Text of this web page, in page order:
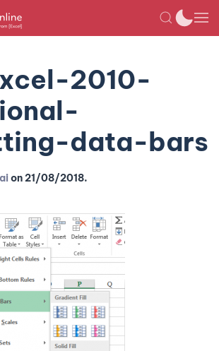
2010-
data-bars
on21/08/2018.